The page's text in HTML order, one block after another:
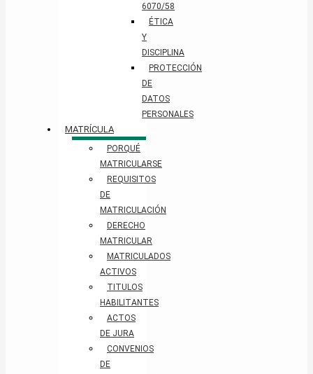
6070/58
ÉTICA
Y
DISCIPLINA
PROTECCIÓN
DE
DATOS
PERSONALES​
MATRÍCULA
PORQUÉ
MATRICULARSE
REQUISITOS
DE
MATRICULACIÓN
DERECHO
MATRICULAR
MATRICULADOS
ACTIVOS
TITULOS
HABILITANTES
ACTOS
DE JURA
CONVENIOS
DE